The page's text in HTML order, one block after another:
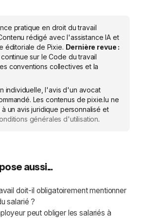
pratique en droit du travail
rédigé avec l'assistance IA et
éditoriale de Pixie. Dernière revue :
continue sur le Code du travail
conventions collectives et la
individuelle, l'avis d'un avocat
Les contenus de pixie.lu ne
un avis juridique personnalisé et
générales d'utilisation.
aussi...
doit-il obligatoirement mentionner
salarié ?
peut obliger les salariés à